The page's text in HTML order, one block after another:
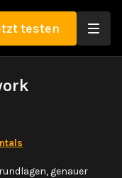
testen
genauer